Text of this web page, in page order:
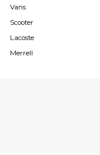
Vans
Scooter
Lacoste
Merrell